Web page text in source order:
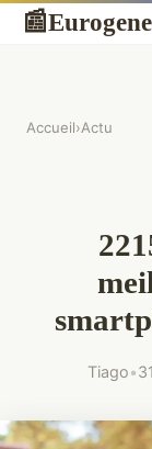
📰
Accueil›Actu
Tiago•